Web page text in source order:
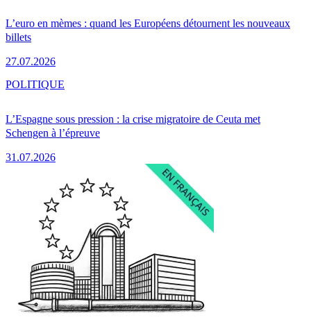
L’euro en mèmes : quand les Européens détournent les nouveaux
billets
27.07.2026
L’Espagne sous pression : la crise migratoire de Ceuta met
Schengen à l’épreuve
31.07.2026
POLITIQUE